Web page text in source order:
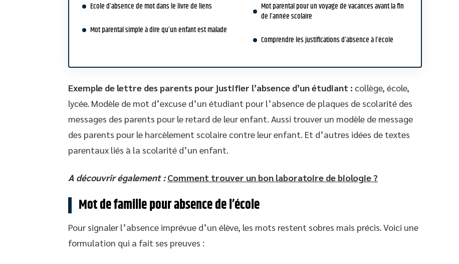
Ecole d’absence de mot dans le livre de liens
Mot parental simple à dire qu’un enfant est malade
Mot parental pour un voyage de vacances avant la fin
de l’année scolaire
Comprendre les justifications d’absence à l’école
Exemple de lettre des parents pour justifier l’absence d’un étudiant : collège, école,
lycée. Modèle de mot d’excuse d’un étudiant pour l’absence de plaques de scolarité des
messages des parents pour le retard de leur enfant. Aussi trouver un modèle de message
des parents pour le harcèlement scolaire contre leur enfant. Et d’autres idées de textes
parentaux liés à la scolarité d’un enfant.
A découvrir également : Comment trouver un bon laboratoire de biologie ?
Mot de famille pour absence de l’école
Pour signaler l’absence imprévue d’un élève, les mots restent sobres mais précis. Voici une
formulation qui a fait ses preuves :